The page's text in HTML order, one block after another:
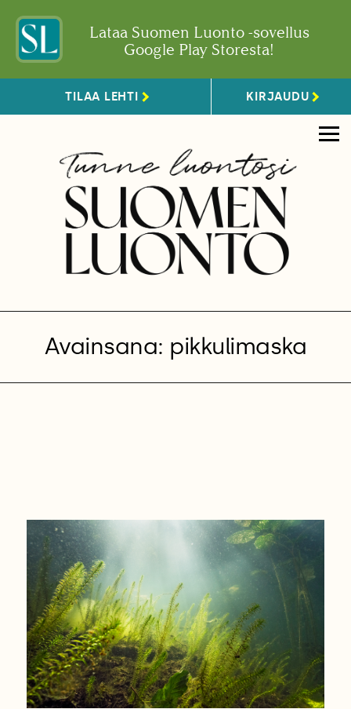
Lataa Suomen Luonto -sovellus
Google Play Storesta!
TILAA LEHTI KIRJAUDU
Avainsana: pikkulimaska